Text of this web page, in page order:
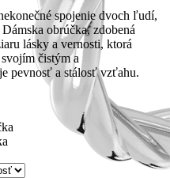
spojenie dvoch ľudí,
obrúčka, zdobená
lásky a vernosti, ktorá
čistým a
pevnosť a stálosť vzťahu.